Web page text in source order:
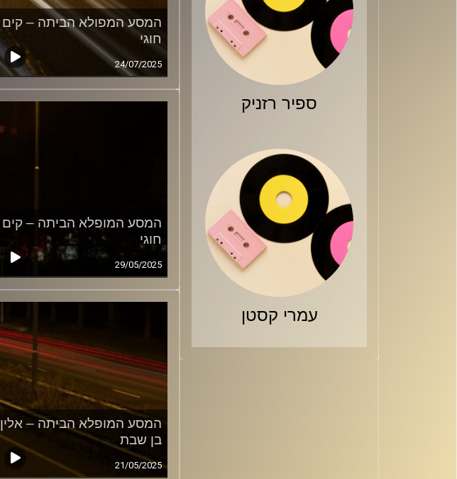
ספיר רזניק
עמרי קסטן
המסע המפולא הביתה – קים
חוגי
24/07/2025
המסע המופלא הביתה – קים
חוגי
29/05/2025
המסע המופלא הביתה – אלין
בן שבת
21/05/2025